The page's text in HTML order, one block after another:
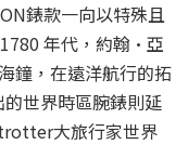
錶款一向以特殊且
年代，約翰•亞
鐘，在遠洋航行的拓
世界時區腕錶則延
大旅行家世界